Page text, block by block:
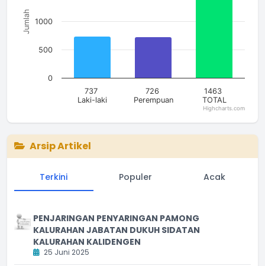
Jumlah
737
Laki-laki
726
Perempuan
1463
TOTAL
0
500
1000
Highcharts.com
Arsip Artikel
Terkini Populer Acak
PENJARINGAN PENYARINGAN PAMONG
KALURAHAN JABATAN DUKUH SIDATAN
KALURAHAN KALIDENGEN
25 Juni 2025